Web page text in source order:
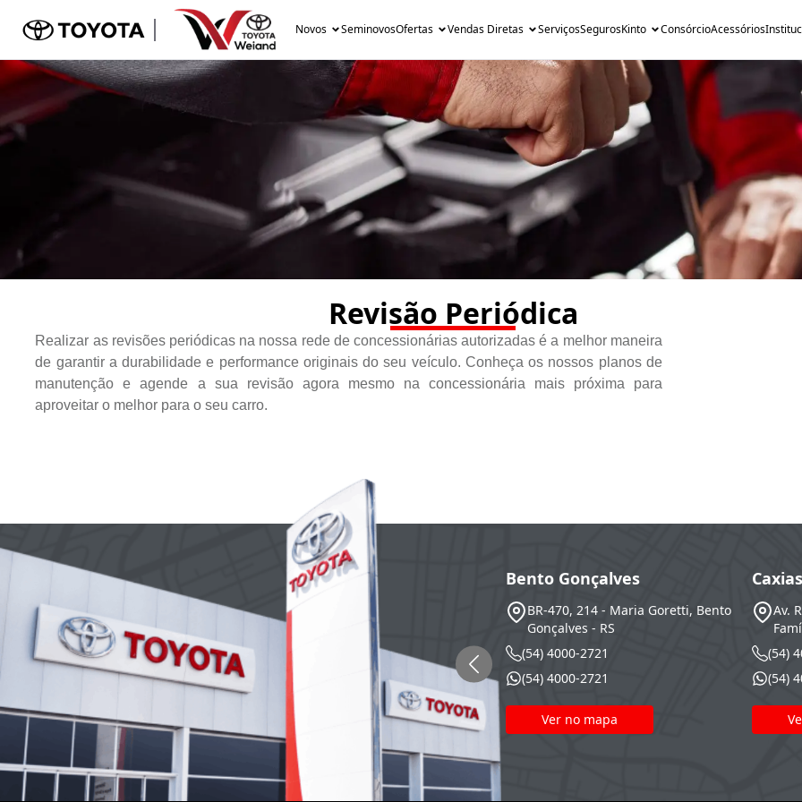
Novos SeminovosOfertas Vendas Diretas ServiçosSegurosKinto ConsórcioAcessórios
Revisão Periódica
Realizar as revisões periódicas na nossa rede de concessionárias autorizadas é a melhor maneira
de garantir a durabilidade e performance originais do seu veículo. Conheça os nossos planos de
manutenção e agende a sua revisão agora mesmo na concessionária mais próxima para
aproveitar o melhor para o seu carro.
Bento Gonçalves
BR-470, 214 - Maria Goretti, Bento
Gonçalves - RS
(54) 4000-2721
(54) 4000-2721
Ver no mapa
Caxias
Av.
(54)
(54)